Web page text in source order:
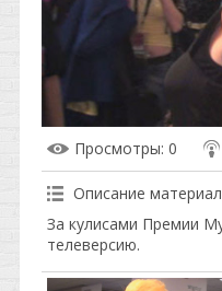
Просмотры: 0
Описание
За кулисами Премии
телеверсию.